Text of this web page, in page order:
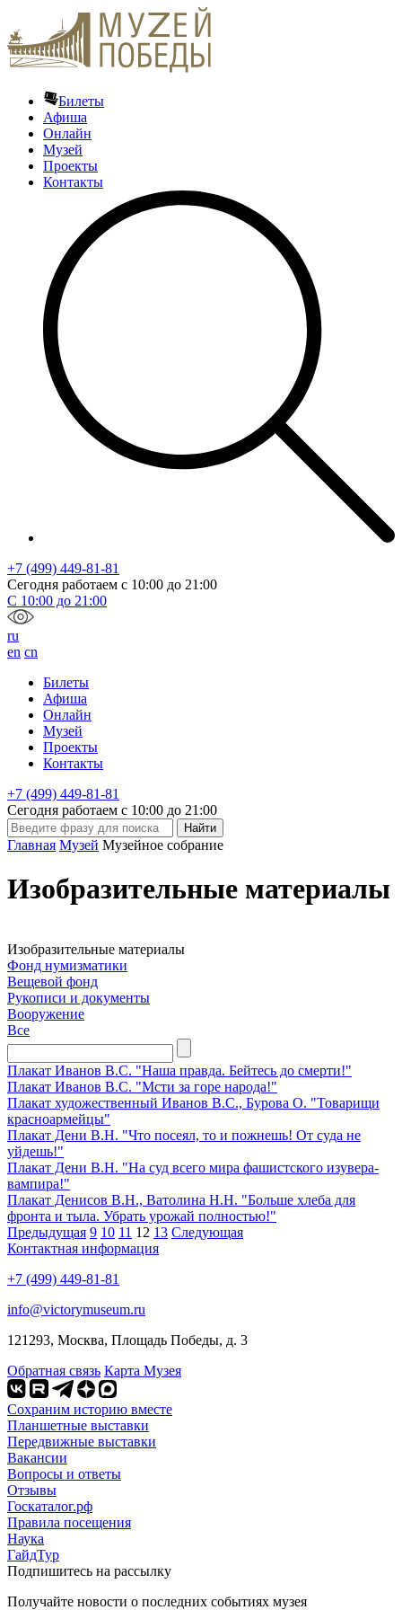
Билеты
Афиша
Онлайн
Музей
Проекты
Контакты
+7 (499) 449-81-81
Сегодня работаем с 10:00 до 21:00
С 10:00 до 21:00
ru
en cn
Билеты
Афиша
Онлайн
Музей
Проекты
Контакты
+7 (499) 449-81-81
Сегодня работаем с 10:00 до 21:00
Главная Музей Музейное собрание
Изобразительные материалы
Изобразительные материалы
Фонд нумизматики
Вещевой фонд
Рукописи и документы
Вооружение
Все
Плакат Иванов В.С. "Наша правда. Бейтесь до смерти!"
Плакат Иванов В.С. "Мсти за горе народа!"
Плакат художественный Иванов В.С., Бурова О. "Товарищи
красноармейцы"
Плакат Дени В.Н. "Что посеял, то и пожнешь! От суда не
уйдешь!"
Плакат Дени В.Н. "На суд всего мира фашистского изувера­-
вампира!"
Плакат Денисов В.Н., Ватолина Н.Н. "Больше хлеба для
фронта и тыла. Убрать урожай полностью!"
Предыдущая 9 10 11 12 13 Следующая
Контактная информация
+7 (499) 449-81-81
info@victorymuseum.ru
121293, Москва, Площадь Победы, д. 3
Обратная связь Карта Музея
Сохраним историю вместе
Планшетные выставки
Передвижные выставки
Вакансии
Вопросы и ответы
Отзывы
Госкаталог.рф
Правила посещения
Наука
ГайдТур
Подпишитесь на рассылку
Получайте новости о последних событиях музея